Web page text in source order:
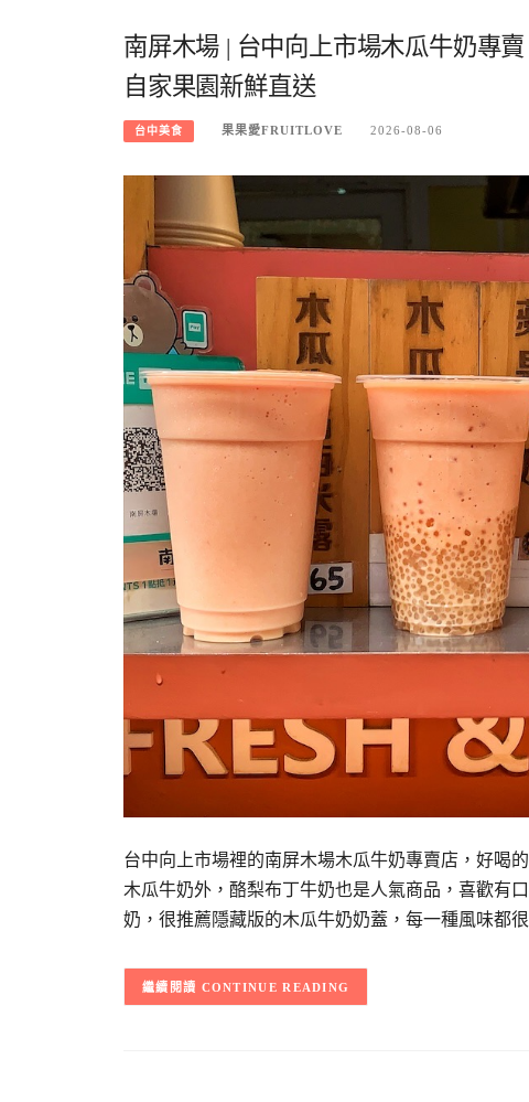
南屏木場 | 台中向上市場木瓜牛奶專
自家果園新鮮直送
台中美食 果果愛FRUITLOVE 2026-08-06
台中向上市場裡的南屏木場木瓜牛奶專賣店，好喝
木瓜牛奶外，酪梨布丁牛奶也是人氣商品，喜歡有
奶，很推薦隱藏版的木瓜牛奶奶蓋，每一種風味都
CONTINUE READING